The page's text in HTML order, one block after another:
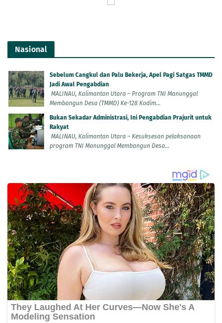
Nasional
Sebelum Cangkul dan Palu Bekerja, Apel Pagi Satgas TMMD
Jadi Awal Pengabdian
MALINAU, Kalimantan Utara – Program TNI Manunggal
Membangun Desa (TMMD) Ke-128 Kodim...
Bukan Sekadar Administrasi, Ini Pengabdian Prajurit untuk
Rakyat
MALINAU, Kalimantan Utara – Kesuksesan pelaksanaan
program TNI Manunggal Membangun Desa...